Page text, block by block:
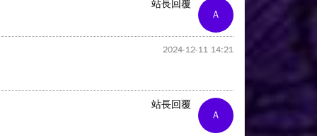
A
站長回覆
2024-12-11 14:21
A
站長回覆